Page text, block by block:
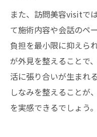
また、訪問美容visitで
て施術内容や会話のペ
負担を最小限に抑えら
が外見を整えることで
活に張り合いが生まれ
しなみを整えることが
を実感できるでしょう。